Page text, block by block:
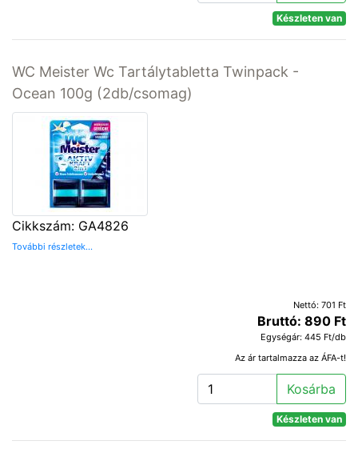
Készleten van
WC Meister Wc Tartálytabletta Twinpack -
Ocean 100g (2db/csomag)
Cikkszám: GA4826
További részletek...
Nettó: 701 Ft
Bruttó: 890 Ft
Egységár: 445 Ft/db
Az ár tartalmazza az ÁFA-t!
Kosárba
Készleten van